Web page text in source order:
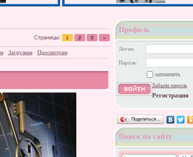
Страницы: 1 2 3 »
· Загрузкам· Просмотрам
Профиль
Логин:
Пароль:
запомнить
Забыли пароль
Регистрация
Поделиться…
Поиск по сайту